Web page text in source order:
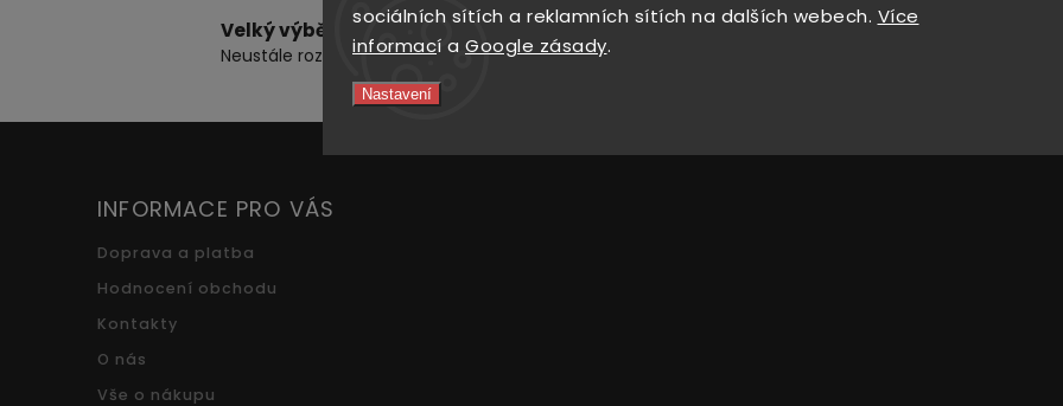
sociálních sítích a reklamních sítích na dalších webech. Více
informací a Google zásady.
Nastavení
Velký výběr cedulí
Neustále rozšiřujeme naší nabídku
Odesíláme do 24 hodin
INFORMACE PRO VÁS
Doprava a platba
Hodnocení obchodu
Kontakty
O nás
Vše o nákupu